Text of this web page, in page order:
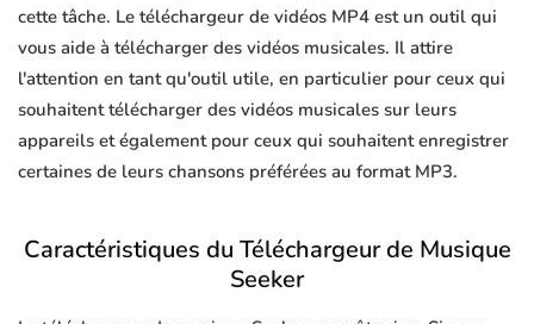
cette tâche. Le téléchargeur de vidéos MP4 est un outil qui
vous aide à télécharger des vidéos musicales. Il attire
l'attention en tant qu'outil utile, en particulier pour ceux qui
souhaitent télécharger des vidéos musicales sur leurs
appareils et également pour ceux qui souhaitent enregistrer
certaines de leurs chansons préférées au format MP3.
Caractéristiques du Téléchargeur de Musique
Seeker